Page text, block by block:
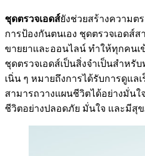
ชุดตรวจเอดส์ยังช่วยสร้างความต
การป้องกันตนเอง ชุดตรวจเอดส์
ขายยาและออนไลน์ ทำให้ทุกคนเ
ชุดตรวจเอดส์เป็นสิ่งจำเป็นสำหรั
เนิ่น ๆ หมายถึงการได้รับการดูแล
สามารถวางแผนชีวิตได้อย่างมั่น
ชีวิตอย่างปลอดภัย มั่นใจ และมีสุ